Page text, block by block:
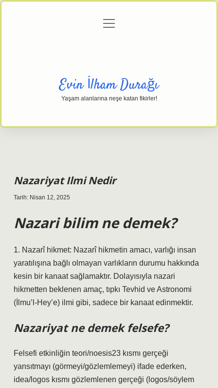
Gizlilik Politikası
menüyü
Evin İlham Durağı
Yaşam alanlarına neşe katan fikirler!
Nazariyat Ilmi Nedir
Tarih: Nisan 12, 2025
Nazari bilim ne demek?
1. Nazarî hikmet: Nazarî hikmetin amacı, varlığı insan
yaratılışına bağlı olmayan varlıkların durumu hakkında
kesin bir kanaat sağlamaktır. Dolayısıyla nazari
hikmetten beklenen amaç, tıpkı Tevhid ve Astronomi
(İlmu’l-Hey’e) ilmi gibi, sadece bir kanaat edinmektir.
Nazariyat ne demek felsefe?
Felsefi etkinliğin teori/noesis23 kısmı gerçeği
yansıtmayı (görmeyi/gözlemlemeyi) ifade ederken,
idea/logos kısmı gözlemlenen gerçeği (logos/söylem